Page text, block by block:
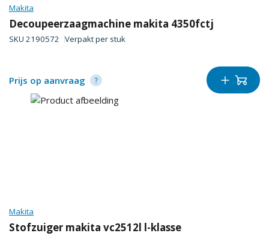
Makita
Decoupeerzaagmachine makita 4350fctj
SKU 2190572 Verpakt per stuk
Prijs op aanvraag
Makita
Stofzuiger makita vc2512l l-klasse